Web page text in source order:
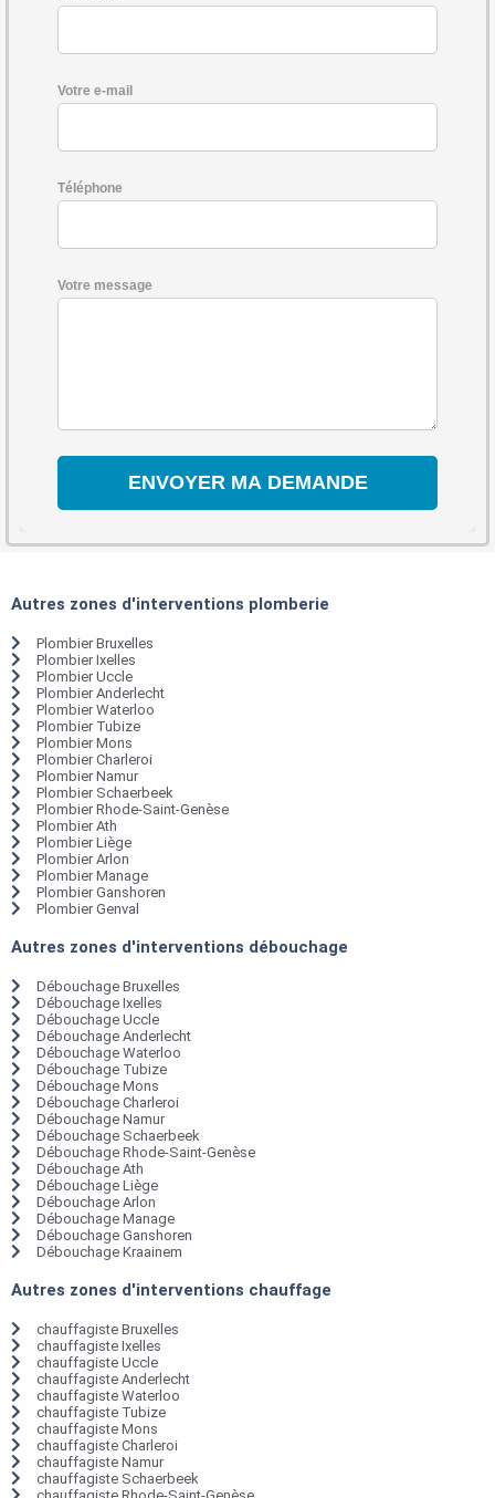
Votre e-mail
Téléphone
Votre message
Autres zones d'interventions plomberie
Plombier Bruxelles
Plombier Ixelles
Plombier Uccle
Plombier Anderlecht
Plombier Waterloo
Plombier Tubize
Plombier Mons
Plombier Charleroi
Plombier Namur
Plombier Schaerbeek
Plombier Rhode-Saint-Genèse
Plombier Ath
Plombier Liège
Plombier Arlon
Plombier Manage
Plombier Ganshoren
Plombier Genval
Autres zones d'interventions débouchage
Débouchage Bruxelles
Débouchage Ixelles
Débouchage Uccle
Débouchage Anderlecht
Débouchage Waterloo
Débouchage Tubize
Débouchage Mons
Débouchage Charleroi
Débouchage Namur
Débouchage Schaerbeek
Débouchage Rhode-Saint-Genèse
Débouchage Ath
Débouchage Liège
Débouchage Arlon
Débouchage Manage
Débouchage Ganshoren
Débouchage Kraainem
Autres zones d'interventions chauffage
chauffagiste Bruxelles
chauffagiste Ixelles
chauffagiste Uccle
chauffagiste Anderlecht
chauffagiste Waterloo
chauffagiste Tubize
chauffagiste Mons
chauffagiste Charleroi
chauffagiste Namur
chauffagiste Schaerbeek